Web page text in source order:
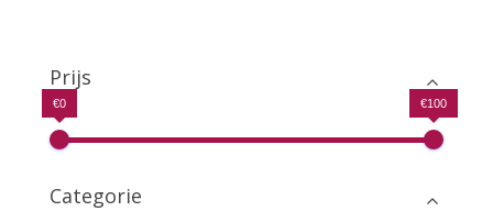
5.00
Prijs
€0 €100
Categorie